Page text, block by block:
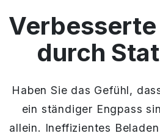
durch
Haben Sie das Gefühl,
ein ständiger Engpass
allein. Ineffizientes